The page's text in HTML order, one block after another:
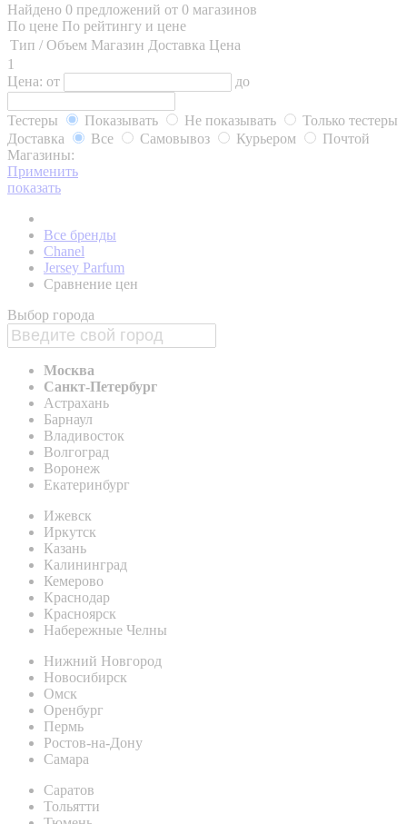
Найдено 0 предложений от 0 магазинов
По цене По рейтингу и цене
Тип / Объем Магазин Доставка Цена
1
Цена: от до
Тестеры Показывать Не показывать
Только тестеры
Доставка
Все Самовывоз Курьером
Почтой
Магазины:
Применить
показать
Все бренды
Chanel
Jersey Parfum
Сравнение цен
Выбор города
Москва
Санкт-Петербург
Астрахань
Барнаул
Владивосток
Волгоград
Воронеж
Екатеринбург
Ижевск
Иркутск
Казань
Калининград
Кемерово
Краснодар
Красноярск
Набережные Челны
Нижний Новгород
Новосибирск
Омск
Оренбург
Пермь
Ростов-на-Дону
Самара
Саратов
Тольятти